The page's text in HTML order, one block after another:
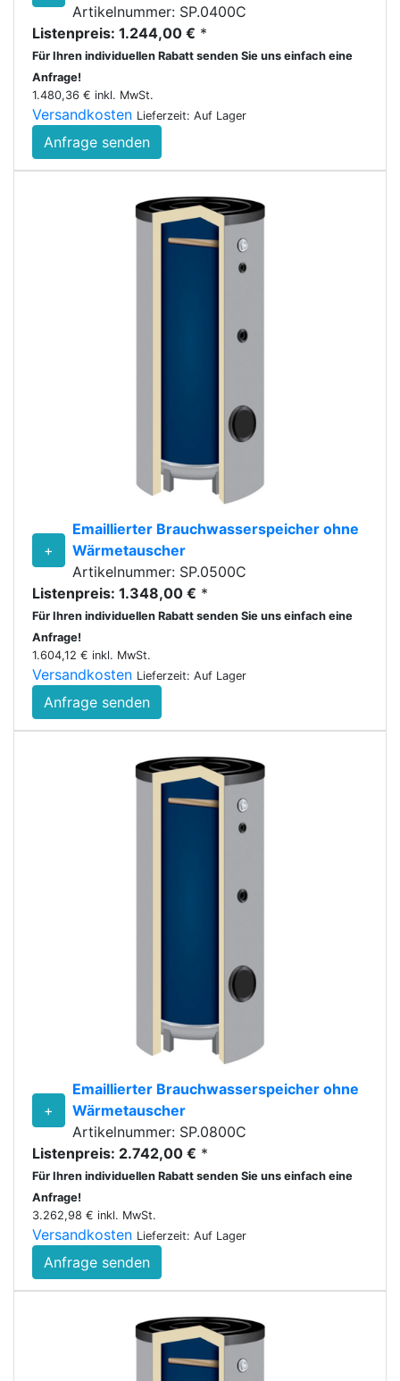
Artikelnummer: SP.0400C
Listenpreis: 1.244,00 € *
Für Ihren individuellen Rabatt senden Sie uns einfach eine
Anfrage!
1.480,36 € inkl. MwSt.
Versandkosten Lieferzeit: Auf Lager
Anfrage senden
+
Emaillierter Brauchwasserspeicher ohne
Wärmetauscher
Artikelnummer: SP.0500C
Listenpreis: 1.348,00 € *
Für Ihren individuellen Rabatt senden Sie uns einfach eine
Anfrage!
1.604,12 € inkl. MwSt.
Versandkosten Lieferzeit: Auf Lager
Anfrage senden
+
Emaillierter Brauchwasserspeicher ohne
Wärmetauscher
Artikelnummer: SP.0800C
Listenpreis: 2.742,00 € *
Für Ihren individuellen Rabatt senden Sie uns einfach eine
Anfrage!
3.262,98 € inkl. MwSt.
Versandkosten Lieferzeit: Auf Lager
Anfrage senden